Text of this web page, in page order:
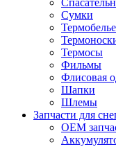
Сумки
Термобелье
Термосы
Фильмы
Флисовая
Шапки
Шлемы
Запчасти для
OEM